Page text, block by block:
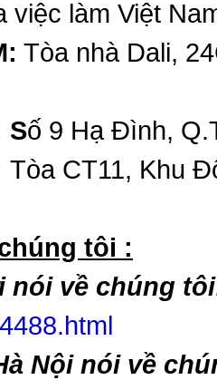
việc làm Việt
Tòa nhà Dali,
Số 9 Hạ Đình,
Tòa CT11, Khu
tôi :
nói về chúng
Nội nói về